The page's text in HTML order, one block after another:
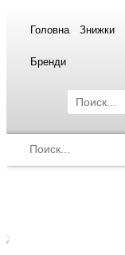
Головна Знижки
Бренди